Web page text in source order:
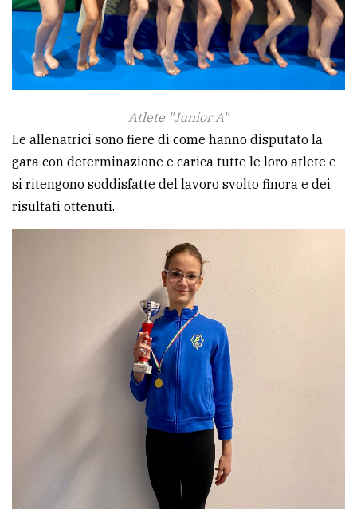
Atlete "Junior A"
Le allenatrici sono fiere di come hanno disputato la
gara con determinazione e carica tutte le loro atlete e
si ritengono soddisfatte del lavoro svolto finora e dei
risultati ottenuti.